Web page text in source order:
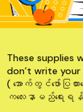
These supplies
don’t write your
( အောက်တွင်ဖော်ပြ
ကလေးနာမည်ရေး